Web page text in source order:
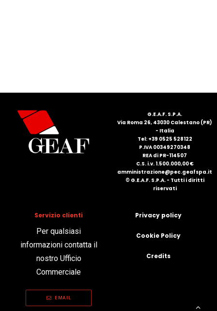
G.E.A.F. S.P.A.
Via Roma 26, 43030 Calestano (PR)
- Italia
Tel: +39 0525 528122
P.IVA 00349270348
REA di PR-114507
C.S. i.v. 1.500.000,00 €
amministrazione@pec.geafspa.it
© G.E.A.F. S.P.A. - Tutti i diritti
riservati
Servizio clienti
Per qualsiasi
informazioni contatta il
nostro Ufficio
Commerciale
EMAIL
Privacy policy
Cookie Policy
Credits